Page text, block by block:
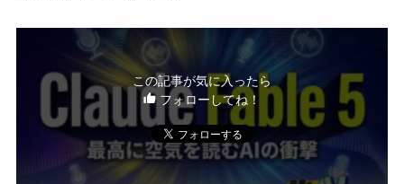
k
この記事が気に入ったら
フォローしてね！